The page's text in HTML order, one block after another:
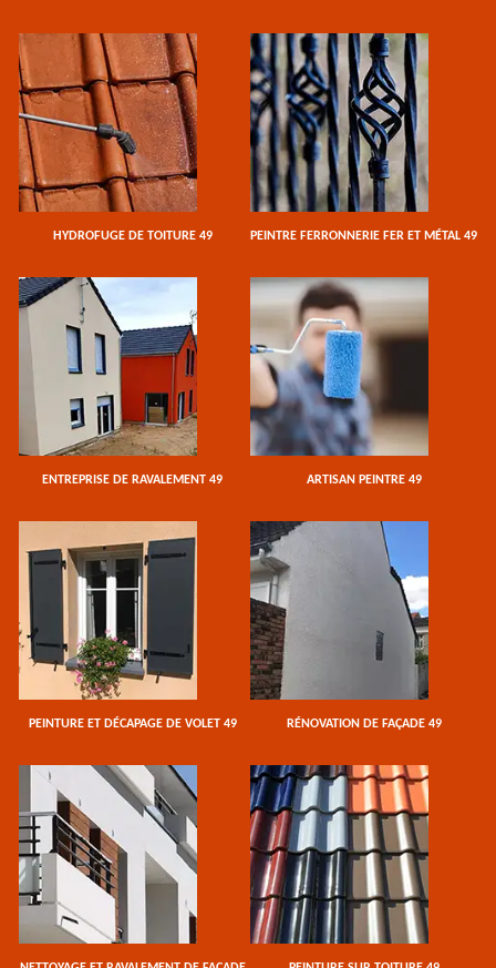
HYDROFUGE DE TOITURE 49 PEINTRE FERRONNERIE FER ET MÉTAL 49
ENTREPRISE DE RAVALEMENT 49 ARTISAN PEINTRE 49
PEINTURE ET DÉCAPAGE DE VOLET 49 RÉNOVATION DE FAÇADE 49